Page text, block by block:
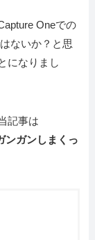
Oneでの
ないか？と思
になりまし
記事は
ンガンしまくっ